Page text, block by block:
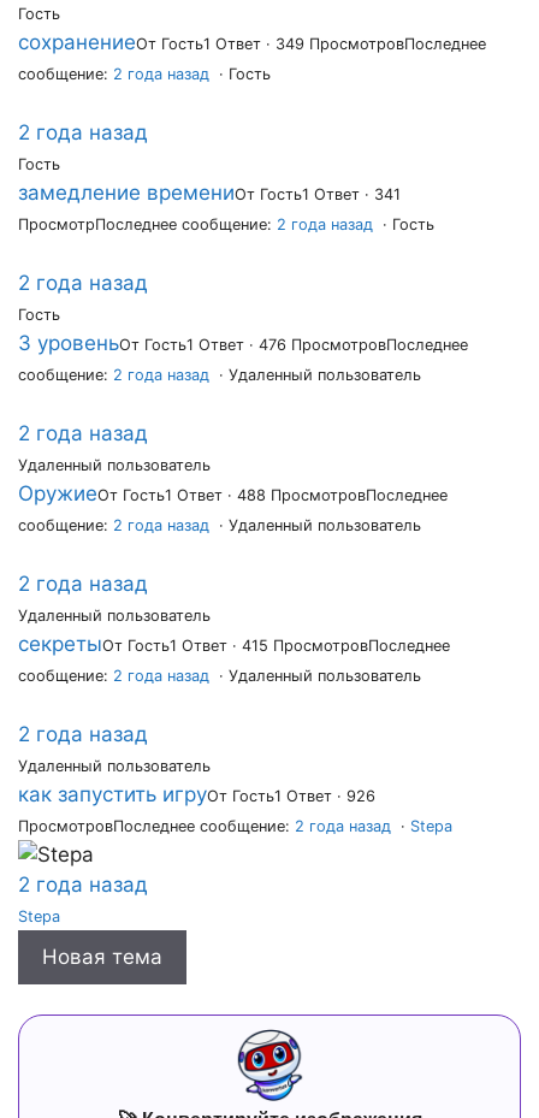
Гость
сохранениеОт Гость1 Ответ · 349 ПросмотровПоследнее
сообщение: 2 года назад · Гость
2 года назад
Гость
замедление времениОт Гость1 Ответ · 341
ПросмотрПоследнее сообщение: 2 года назад · Гость
2 года назад
Гость
3 уровеньОт Гость1 Ответ · 476 ПросмотровПоследнее
сообщение: 2 года назад · Удаленный пользователь
2 года назад
Удаленный пользователь
ОружиеОт Гость1 Ответ · 488 ПросмотровПоследнее
сообщение: 2 года назад · Удаленный пользователь
2 года назад
Удаленный пользователь
секретыОт Гость1 Ответ · 415 ПросмотровПоследнее
сообщение: 2 года назад · Удаленный пользователь
2 года назад
Удаленный пользователь
как запустить игруОт Гость1 Ответ · 926
ПросмотровПоследнее сообщение: 2 года назад · Stepa
2 года назад
Stepa
Новая тема